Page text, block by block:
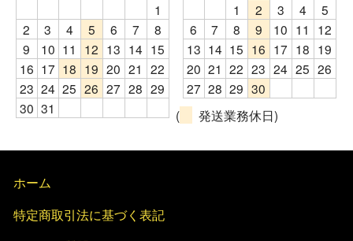
1
2
3 4 5 6 7
8
9
10 11 12 13 14 15
16 17 18 19 20 21 22
23 24 25 26 27 28 29
30 31
1 2 3 4
5
6
7 8 9 10 11
12
13 14 15 16 17 18 19
20 21 22 23 24 25 26
27 28 29 30
(
発送業務休日)
ホーム
特定商取引法に基づく表記